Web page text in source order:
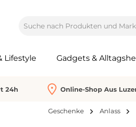
Lifestyle Gadgets &
24h Online-Shop Aus
Geschenke Anlass